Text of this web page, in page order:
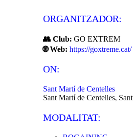
ORGANITZADOR:
👥 Club: GO EXTREM
🌐 Web: https://goxtreme.cat/
ON:
Sant Martí de Centelles
Sant Martí de Centelles,
MODALITAT: